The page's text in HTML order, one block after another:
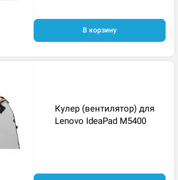
В корзину
Кулер (вентилятор) для
Lenovo IdeaPad M5400